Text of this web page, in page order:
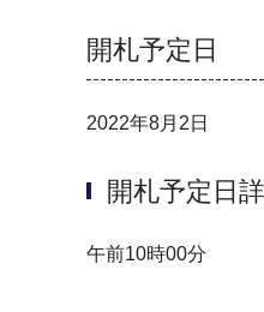
開札予定日
2022年8月2日
開札予定日
午前10時00分